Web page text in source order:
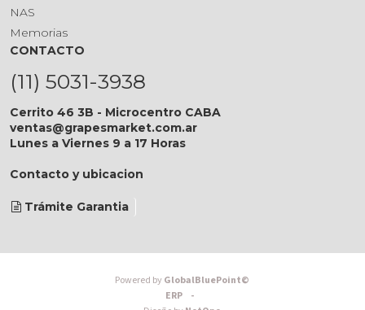
NAS
Memorias
CONTACTO
(11) 5031-3938
Cerrito 46 3B - Microcentro CABA
ventas@grapesmarket.com.ar
Lunes a Viernes 9 a 17 Horas
Contacto y ubicacion
Trámite Garantia
Powered byGlobalBluePoint©
ERP -